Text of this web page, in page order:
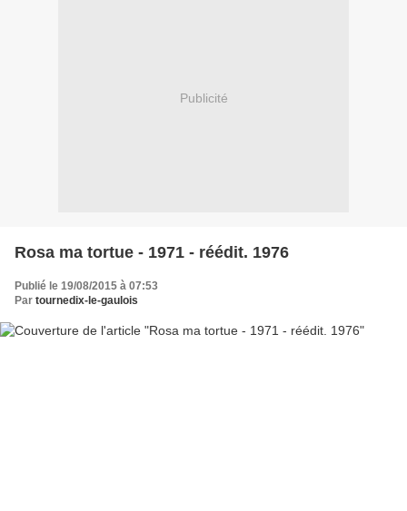
Publicité
Rosa ma tortue - 1971 - réédit. 1976
Publié le 19/08/2015 à 07:53
Par tournedix-le-gaulois